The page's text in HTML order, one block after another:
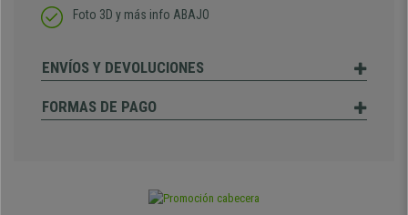
Foto 3D y más info ABAJO
ENVÍOS Y DEVOLUCIONES
FORMAS DE PAGO